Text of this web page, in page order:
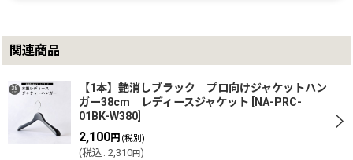
関連商品
【1本】艶消しブラック プロ向けジャケットハン
ガー38cm レディースジャケット
NA-PRC-
01BK-W380
2,100円 (税別)
(税込 : 2,310円)